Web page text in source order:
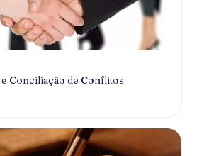
Conciliação de Conflitos